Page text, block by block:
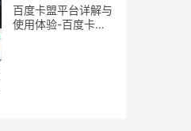
三百的方法
百度卡盟平台详解与
使用体验-百度卡盟